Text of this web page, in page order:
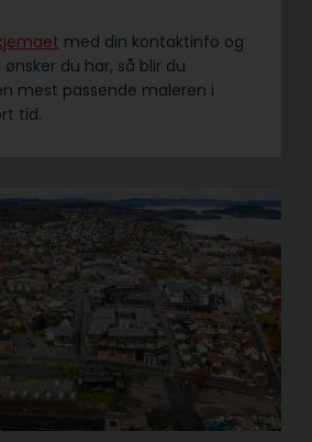
med din kontaktinfo og
du har, så blir du
mest passende maleren i
tid.